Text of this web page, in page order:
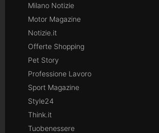
Milano Notizie
Motor Magazine
Notizie.it
Offerte Shopping
Pet Story
Professione Lavoro
Sport Magazine
Style24
Think.it
Tuobenessere